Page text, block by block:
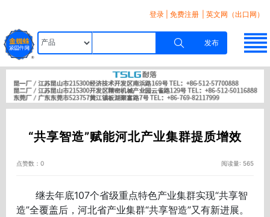
登录 免费注册 | 英文网（出口网）
发布
“共享智造”赋能河北产业集群提质增效
点赞数：0 阅读量: 565
继去年底107个省级重点特色产业集群实现“共享智
造”全覆盖后，河北省产业集群“共享智造”又有新进展。